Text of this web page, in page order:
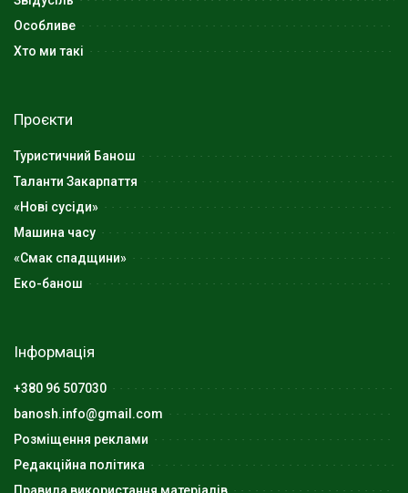
Особливе
Хто ми такі
Проєкти
Туристичний Банош
Таланти Закарпаття
«Нові сусіди»
Машина часу
«Смак спадщини»
Еко-банош
Інформація
+380 96 507030
banosh.info@gmail.com
Розміщення реклами
Редакційна політика
Правила використання матеріалів